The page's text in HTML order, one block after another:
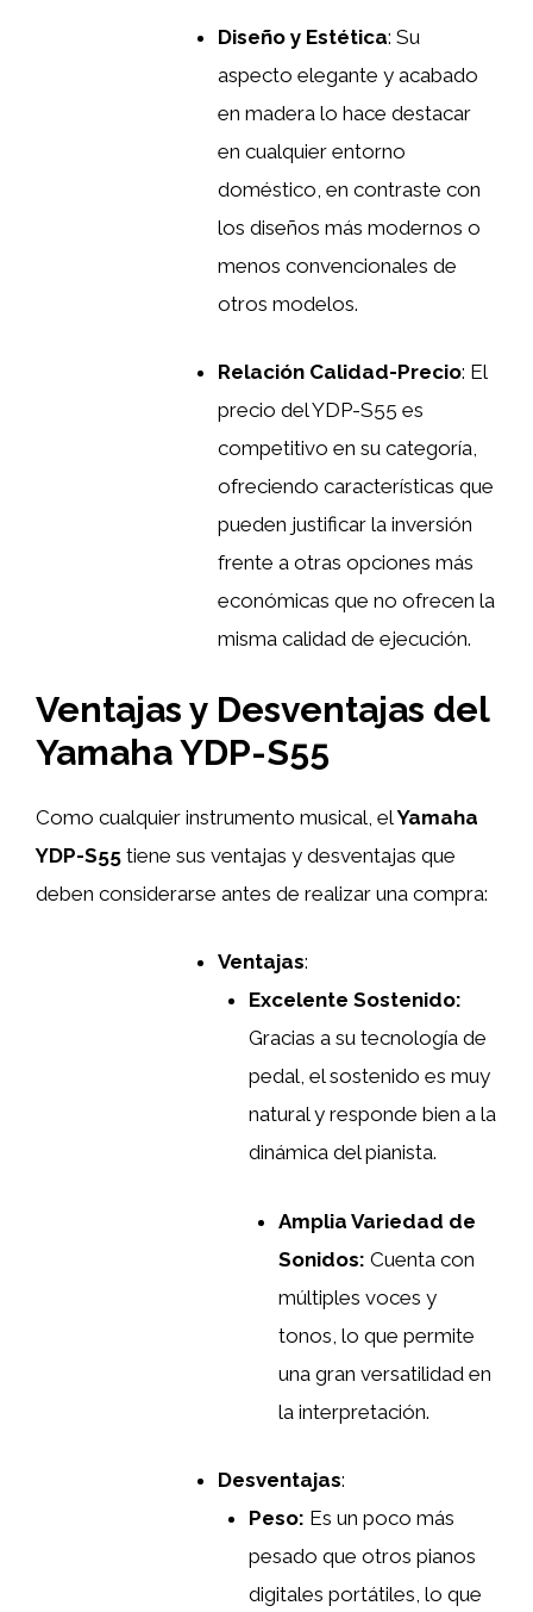
Diseño y Estética: Su
aspecto elegante y acabado
en madera lo hace destacar
en cualquier entorno
doméstico, en contraste con
los diseños más modernos o
menos convencionales de
otros modelos.
Relación Calidad-Precio: El
precio del YDP-S55 es
competitivo en su categoría,
ofreciendo características que
pueden justificar la inversión
frente a otras opciones más
económicas que no ofrecen la
misma calidad de ejecución.
Ventajas y Desventajas del
Yamaha YDP-S55
Como cualquier instrumento musical, elYamaha
YDP-S55 tiene sus ventajas y desventajas que
deben considerarse antes de realizar una compra:
Ventajas:
Excelente Sostenido:
Gracias a su tecnología de
pedal, el sostenido es muy
natural y responde bien a la
dinámica del pianista.
Amplia Variedad de
Sonidos: Cuenta con
múltiples voces y
tonos, lo que permite
una gran versatilidad en
la interpretación.
Desventajas:
Peso: Es un poco más
pesado que otros pianos
digitales portátiles, lo que